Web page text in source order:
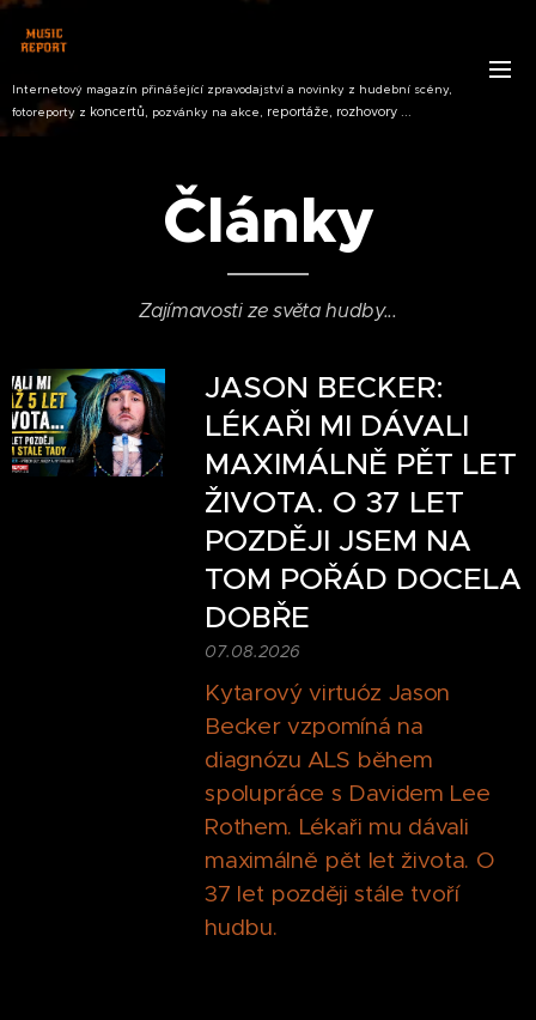
Internetový magazín přinášející zpravodajství a novinky z hudební scény,
fotoreporty z koncertů, pozvánky na akce, reportáže, rozhovory ...
Články
Zajímavosti ze světa hudby...
JASON BECKER:
LÉKAŘI MI DÁVALI
MAXIMÁLNĚ PĚT LET
ŽIVOTA. O 37 LET
POZDĚJI JSEM NA
TOM POŘÁD DOCELA
DOBŘE
07.08.2026
Kytarový virtuóz Jason
Becker vzpomíná na
diagnózu ALS během
spolupráce s Davidem Lee
Rothem. Lékaři mu dávali
maximálně pět let života. O
37 let později stále tvoří
hudbu.